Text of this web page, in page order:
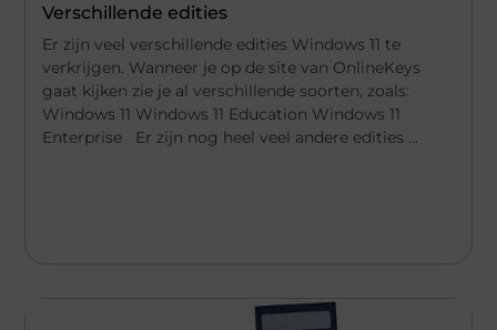
Verschillende edities
Er zijn veel verschillende edities Windows 11 te
verkrijgen. Wanneer je op de site van OnlineKeys
gaat kijken zie je al verschillende soorten, zoals:
Windows 11 Windows 11 Education Windows 11
Enterprise Er zijn nog heel veel andere edities ...